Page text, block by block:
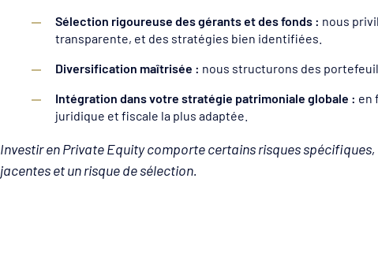
Sélection rigoureuse des gérants et des fonds : nous
transparente, et des stratégies bien identifiées.
Diversification maîtrisée : nous structurons des
Intégration dans votre stratégie patrimoniale globale : en
juridique et fiscale la plus adaptée.
Investir en Private Equity comporte certains risques
jacentes et un risque de sélection.